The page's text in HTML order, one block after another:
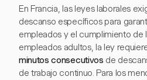
En Francia, las leyes laborales
descanso específicos para
empleados y el cumplimiento de
empleados adultos, la ley
minutos consecutivos de
de trabajo continuo. Para los